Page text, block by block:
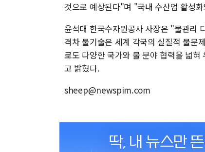
것으로 예상된다"며 "국내 수산업 활성
윤석대 한국수자원공사 사장은 "물관리
격차 물기술은 세계 각국의 실질적 물문
로도 다양한 국가와 물 분야 협력을 넓
고 밝혔다.
sheep@newspim.com